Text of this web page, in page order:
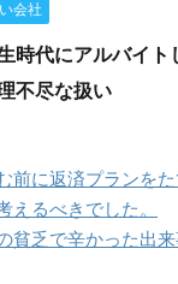
会社
時代にアルバイト
不尽な扱い
前に返済プランを
えるべきでした。
貧乏で辛かった出